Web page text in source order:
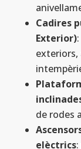
Cadires
Exterior)
exteriors,
de rodes
elèctrics: